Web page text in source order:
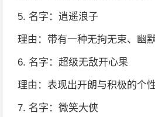
5. 名字：逍遥浪子
理由：带有一种无拘无束、幽
6. 名字：超级无敌开心果
理由：表现出开朗与积极的个性
7. 名字：微笑大侠